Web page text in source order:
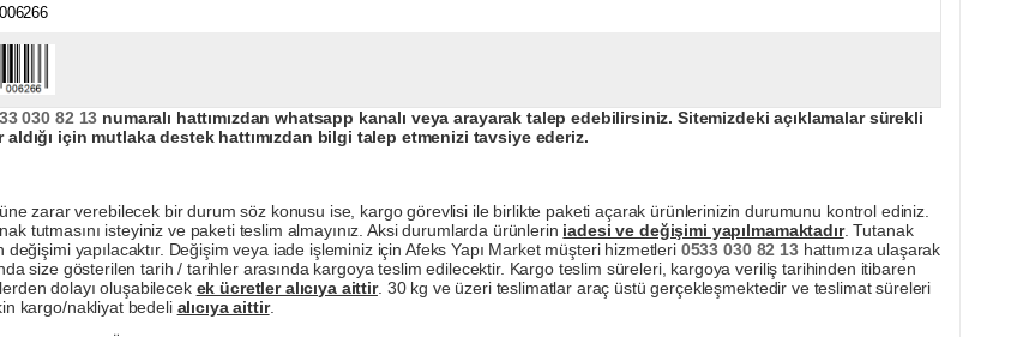
030 82 13 numaralı hattımızdan whatsapp kanalı veya arayarak talep edebilirsiniz. Sitemizdeki açıklamalar sürekli
için mutlaka destek hattımızdan bilgi talep etmenizi tavsiye ederiz.
zarar verebilecek bir durum söz konusu ise, kargo görevlisi ile birlikte paketi açarak ürünlerinizin durumunu kontrol ediniz.
tutmasını isteyiniz ve paketi teslim almayınız. Aksi durumlarda ürünlerin iadesi ve değişimi yapılmamaktadır. Tutanak
yapılacaktır. Değişim veya iade işleminiz için Afeks Yapı Market müşteri hizmetleri 0533 030 82 13hattımıza ulaşarak
size gösterilen tarih / tarihler arasında kargoya teslim edilecektir. Kargo teslim süreleri, kargoya veriliş tarihinden itibaren
dolayı oluşabilecek ek ücretler alıcıya aittir. 30 kg ve üzeri teslimatlar araç üstü gerçekleşmektedir ve teslimat süreleri
kargo/nakliyat bedeli alıcıya aittir.